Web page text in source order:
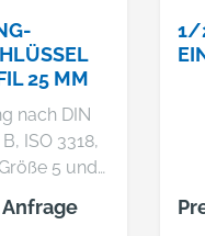
25 MM
nach DIN
ISO 3318,
5 und
UD-Profil,
1/